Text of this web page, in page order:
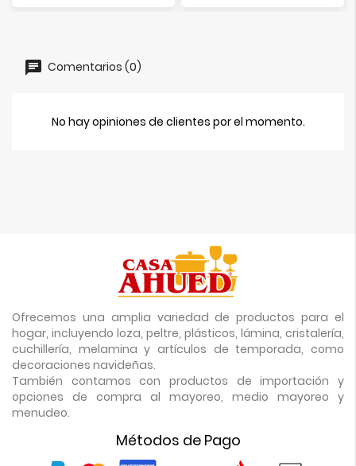
Comentarios (0)
No hay opiniones de clientes por el momento.
Ofrecemos una amplia variedad de productos para el
hogar, incluyendo loza, peltre, plásticos, lámina, cristalería,
cuchillería, melamina y artículos de temporada, como
decoraciones navideñas.
También contamos con productos de importación y
opciones de compra al mayoreo, medio mayoreo y
menudeo.
Métodos de Pago